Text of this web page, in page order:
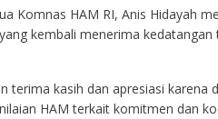
Komnas HAM RI, Anis Hidayah
kembali menerima
terima kasih dan apresiasi karena
HAM terkait komitmen dan